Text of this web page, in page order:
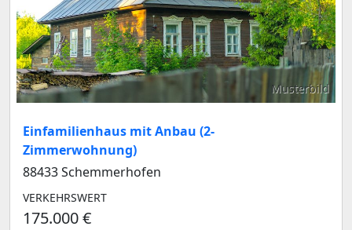
Musterbild
Einfamilienhaus mit Anbau (2-
Zimmerwohnung)
88433 Schemmerhofen
VERKEHRSWERT
175.000 €